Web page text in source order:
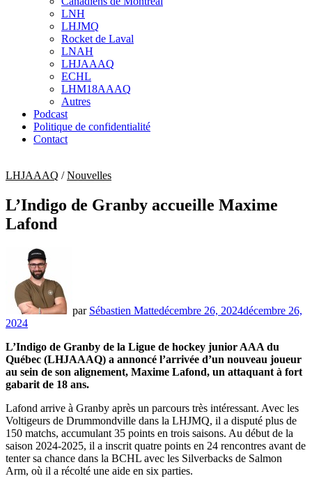
sub
menu
LNH
LHJMQ
Rocket de Laval
LNAH
LHJAAAQ
ECHL
LHM18AAAQ
Autres
Podcast
Politique de confidentialité
Contact
LHJAAAQ /Nouvelles
L’Indigo de Granby accueille Maxime
Lafond
par Sébastien Mattedécembre 26, 2024décembre 26,
2024
L’Indigo de Granby de la Ligue de hockey junior AAA du
Québec (LHJAAAQ) a annoncé l’arrivée d’un nouveau joueur
au sein de son alignement, Maxime Lafond, un attaquant à fort
gabarit de 18 ans.
Lafond arrive à Granby après un parcours très intéressant. Avec les
Voltigeurs de Drummondville dans la LHJMQ, il a disputé plus de
150 matchs, accumulant 35 points en trois saisons. Au début de la
saison 2024-2025, il a inscrit quatre points en 24 rencontres avant de
tenter sa chance dans la BCHL avec les Silverbacks de Salmon
Arm, où il a récolté une aide en six parties.